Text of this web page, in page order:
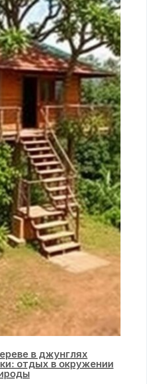
в джунглях
отдых в окружении